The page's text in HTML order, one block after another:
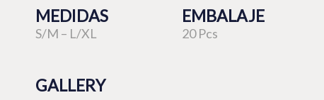
MEDIDAS
S/M – L/XL
EMBALAJE
20 Pcs
GALLERY